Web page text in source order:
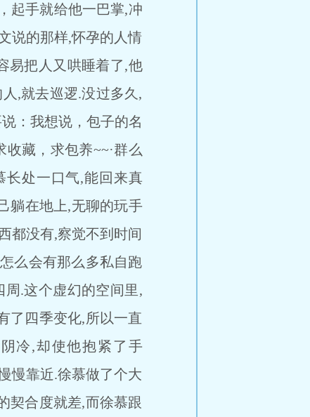
起手就给他一巴掌,冲
的那样,怀孕的人情
把人又哄睡着了,他
,就去巡逻.没过多久,
：我想说，包子的名
藏，求包养~~·群么
处一口气,能回来真
在地上,无聊的玩手
都没有,察觉不到时间
么会有那么多私自跑
.这个虚幻的空间里,
了四季变化,所以一直
冷,却使他抱紧了手
靠近.徐慕做了个大
合度就差,而徐慕跟